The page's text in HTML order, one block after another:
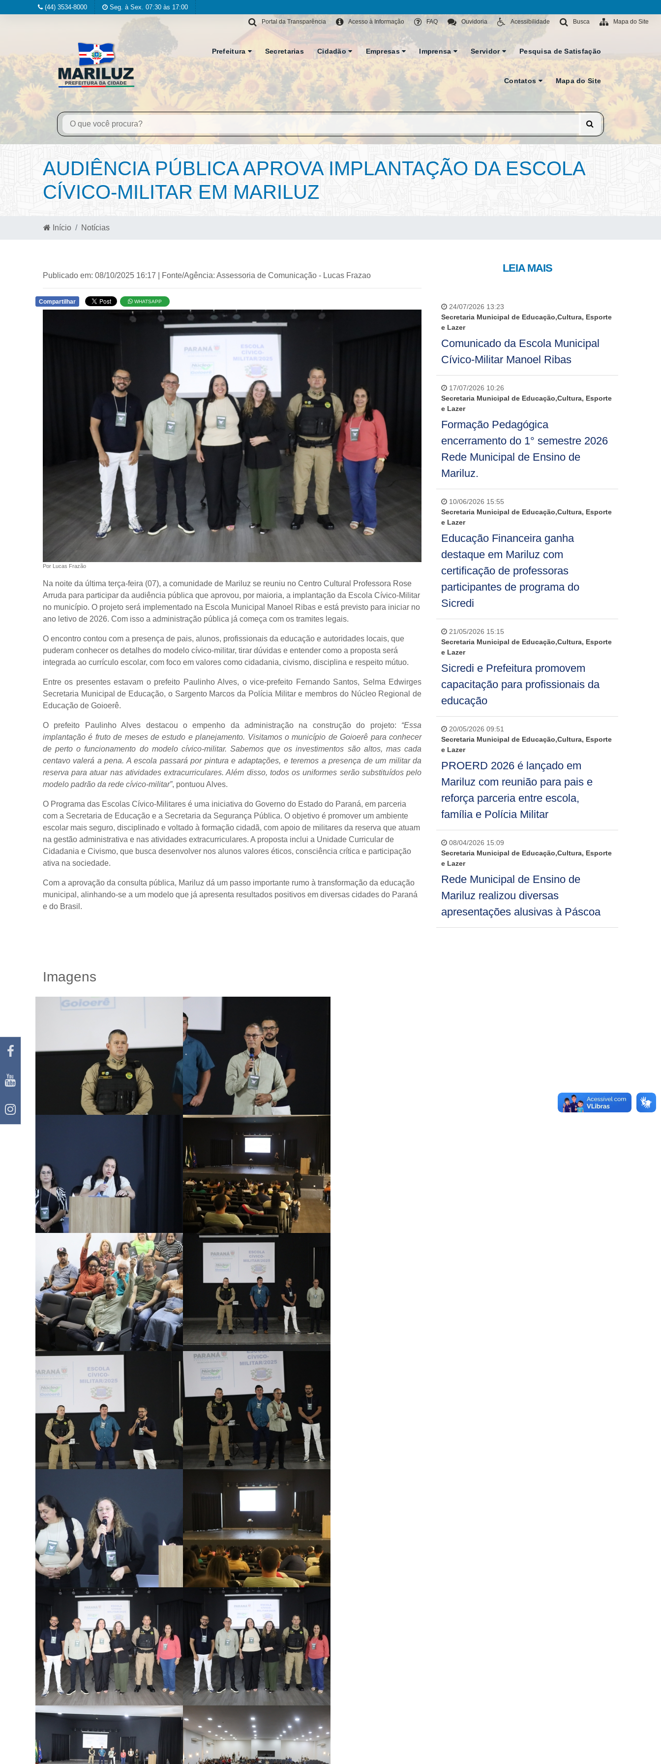
(44) 3534-8000 Seg. à Sex. 07:30 às 17:00
Mapa do Site
Busca
Acessibilidade
Ouvidoria
FAQ
Acesso à Informação
Portal da Transparência
Prefeitura Secretarias Cidadão Empresas Imprensa Servidor Pesquisa de Satisfação
Contatos Mapa do Site
AUDIÊNCIA PÚBLICA APROVA IMPLANTAÇÃO DA ESCOLA
CÍVICO-MILITAR EM MARILUZ
Início Notícias
Publicado em: 08/10/2025 16:17 | Fonte/Agência: Assessoria de Comunicação - Lucas Frazao
Compartilhar WHATSAPP
Por Lucas Frazão
Na noite da última terça-feira (07), a comunidade de Mariluz se reuniu no Centro Cultural Professora Rose
Arruda para participar da audiência pública que aprovou, por maioria, a implantação da Escola Cívico-Militar
no município. O projeto será implementado na Escola Municipal Manoel Ribas e está previsto para iniciar no
ano letivo de 2026. Com isso a administração pública já começa com os tramites legais.
O encontro contou com a presença de pais, alunos, profissionais da educação e autoridades locais, que
puderam conhecer os detalhes do modelo cívico-militar, tirar dúvidas e entender como a proposta será
integrada ao currículo escolar, com foco em valores como cidadania, civismo, disciplina e respeito mútuo.
Entre os presentes estavam o prefeito Paulinho Alves, o vice-prefeito Fernando Santos, Selma Edwirges
Secretaria Municipal de Educação, o Sargento Marcos da Polícia Militar e membros do Núcleo Regional de
Educação de Goioerê.
O prefeito Paulinho Alves destacou o empenho da administração na construção do projeto:
“Essa
implantação é fruto de meses de estudo e planejamento. Visitamos o município de Goioerê para conhecer
de perto o funcionamento do modelo cívico-militar. Sabemos que os investimentos são altos, mas cada
centavo valerá a pena. A escola passará por pintura e adaptações, e teremos a presença de um militar da
reserva para atuar nas atividades extracurriculares. Além disso, todos os uniformes serão substituídos pelo
modelo padrão da rede cívico-militar”, pontuou Alves.
O Programa das Escolas Cívico-Militares é uma iniciativa do Governo do Estado do Paraná, em parceria
com a Secretaria de Educação e a Secretaria da Segurança Pública. O objetivo é promover um ambiente
escolar mais seguro, disciplinado e voltado à formação cidadã, com apoio de militares da reserva que atuam
na gestão administrativa e nas atividades extracurriculares. A proposta inclui a Unidade Curricular de
Cidadania e Civismo, que busca desenvolver nos alunos valores éticos, consciência crítica e participação
ativa na sociedade.
Com a aprovação da consulta pública, Mariluz dá um passo importante rumo à transformação da educação
municipal, alinhando-se a um modelo que já apresenta resultados positivos em diversas cidades do Paraná
e do Brasil.
Imagens
LEIA MAIS
24/07/2026 13:23
Secretaria Municipal de Educação,Cultura, Esporte
e Lazer
Comunicado da Escola Municipal
Cívico-Militar Manoel Ribas
17/07/2026 10:26
Secretaria Municipal de Educação,Cultura, Esporte
e Lazer
Formação Pedagógica
encerramento do 1° semestre 2026
Rede Municipal de Ensino de
Mariluz.
10/06/2026 15:55
Secretaria Municipal de Educação,Cultura, Esporte
e Lazer
Educação Financeira ganha
destaque em Mariluz com
certificação de professoras
participantes de programa do
Sicredi
21/05/2026 15:15
Secretaria Municipal de Educação,Cultura, Esporte
e Lazer
Sicredi e Prefeitura promovem
capacitação para profissionais da
educação
20/05/2026 09:51
Secretaria Municipal de Educação,Cultura, Esporte
e Lazer
PROERD 2026 é lançado em
Mariluz com reunião para pais e
reforça parceria entre escola,
família e Polícia Militar
08/04/2026 15:09
Secretaria Municipal de Educação,Cultura, Esporte
e Lazer
Rede Municipal de Ensino de
Mariluz realizou diversas
apresentações alusivas à Páscoa